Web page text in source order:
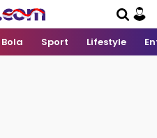
Bola Sport Lifestyle